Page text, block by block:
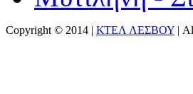
Copyright © 2014 | ΚΤΕΛ ΛΕΣΒΟΥ |